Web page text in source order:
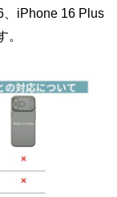
、iPhone 16 Plus
。